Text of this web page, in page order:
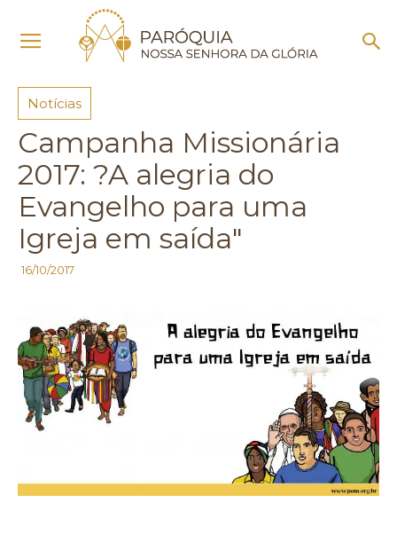
Notícias
Notícias
Campanha Missionária
2017: ?A alegria do
Evangelho para uma
Igreja em saída"
16/10/2017